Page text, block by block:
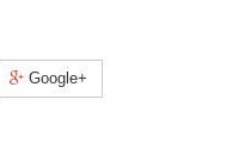
Google+